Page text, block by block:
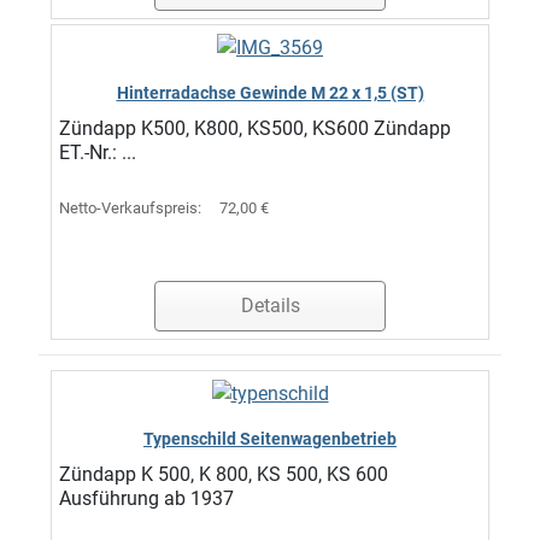
Hinterradachse Gewinde M 22 x 1,5 (ST)
Zündapp K500, K800, KS500, KS600 Zündapp
ET.-Nr.: ...
Netto-Verkaufspreis: 72,00 €
Details
Typenschild Seitenwagenbetrieb
Zündapp K 500, K 800, KS 500, KS 600
Ausführung ab 1937